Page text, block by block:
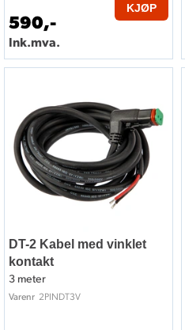
590,-
Ink.mva.
KJØP
DT-2 Kabel med vinklet
kontakt
3 meter
Varenr 2PINDT3V